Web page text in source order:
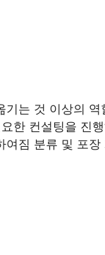
기는 것 이상의
한 컨설팅을 진
여짐 분류 및 포